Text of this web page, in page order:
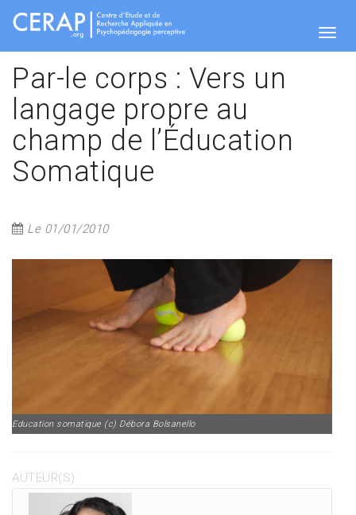
Skip
main
content
Par-le corps : Vers un
langage propre au
champ de l’Éducation
Somatique
Le 01/01/2010
Education somatique (c) Débora Bolsanello
AUTEUR(S) :